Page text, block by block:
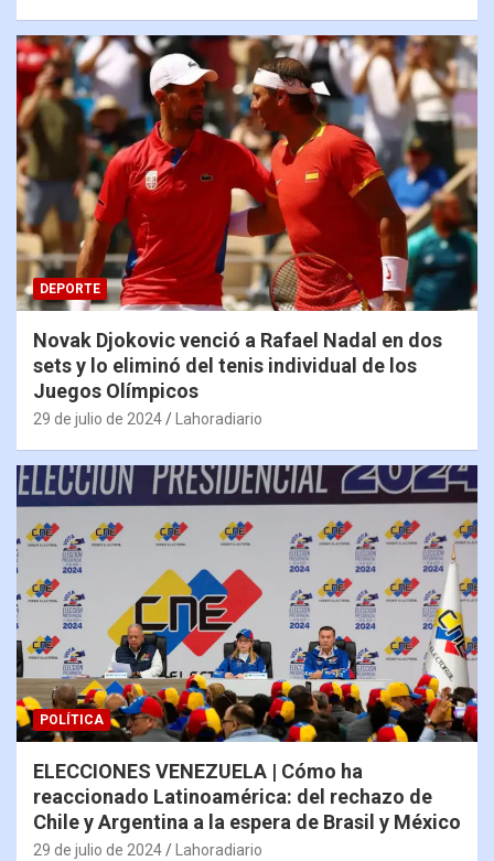
DEPORTE
Novak Djokovic venció a Rafael Nadal en dos
sets y lo eliminó del tenis individual de los
Juegos Olímpicos
29 de julio de 2024 Lahoradiario
POLÍTICA
ELECCIONES VENEZUELA | Cómo ha
reaccionado Latinoamérica: del rechazo de
Chile y Argentina a la espera de Brasil y México
29 de julio de 2024 Lahoradiario